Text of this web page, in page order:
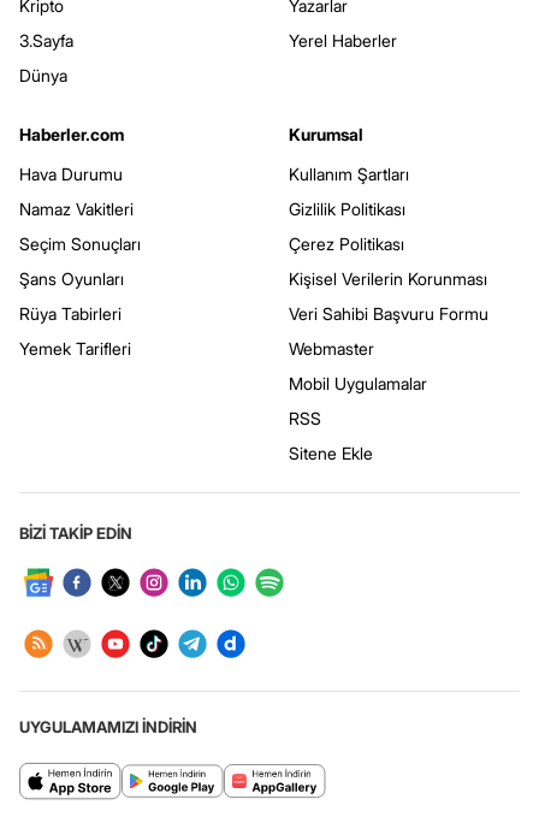
Kripto
3.Sayfa
Dünya
Yazarlar
Yerel Haberler
Haberler.com
Hava Durumu
Namaz Vakitleri
Seçim Sonuçları
Şans Oyunları
Rüya Tabirleri
Yemek Tarifleri
Kurumsal
Kullanım Şartları
Gizlilik Politikası
Çerez Politikası
Kişisel Verilerin Korunması
Veri Sahibi Başvuru Formu
Webmaster
Mobil Uygulamalar
RSS
Sitene Ekle
BİZİ TAKİP EDİN
UYGULAMAMIZI İNDİRİN